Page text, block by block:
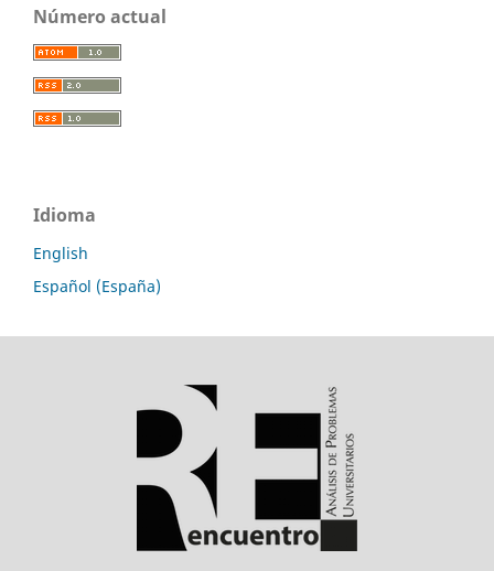
Número actual
Idioma
English
Español (España)